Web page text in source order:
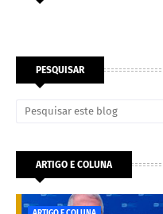
PESQUISAR
ARTIGO E COLUNA